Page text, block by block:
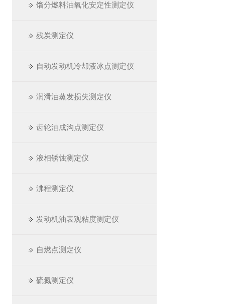
馏分燃料油氧化安定性测定仪
残炭测定仪
自动发动机冷却液冰点测定仪
润滑油蒸发损失测定仪
齿轮油成沟点测定仪
液相锈蚀测定仪
沸程测定仪
发动机油表观粘度测定仪
自燃点测定仪
硫氮测定仪